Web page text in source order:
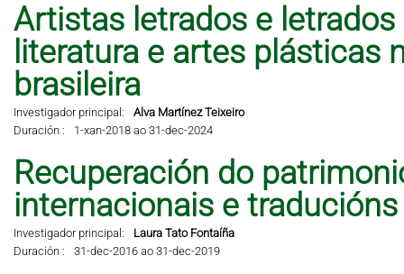
Artistas letrados e
literatura e artes plásticas
brasileira
Investigador principal:
Alva Martínez Teixeiro
Duración :
1-xan-2018 ao 31-dec-2024
Recuperación do
internacionais e traducións
Investigador principal:
Laura Tato Fontaíña
Duración :
31-dec-2016 ao 31-dec-2019